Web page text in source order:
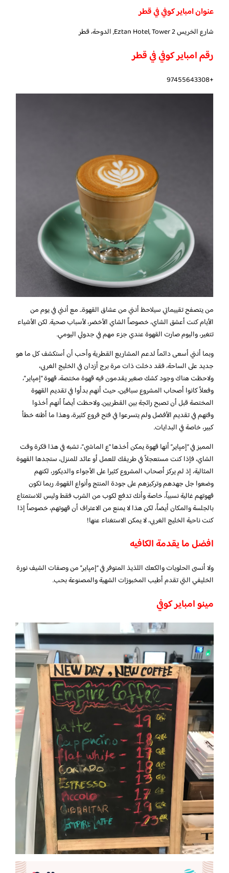
عنوان امباير كوفي في قطر
شارع الخريس Eztan Hotel, Tower 2, الدوحة، قطر
رقم امباير كوفي في قطر
+97455643308
من يتصفح تقييماتي سيلاحظ أنني من عشاق القهوة.. مع أنني في يوم من
الأيام كنت أعشق الشاي، خصوصاً الشاي الأخضر، لأسباب صحية. لكن الأشياء
تتغير، واليوم صارت القهوة عندي جزء مهم في جدولي اليومي.
وبما أنني أسعى دائماً لدعم المشاريع القطرية وأحب أن أستكشف كل ما هو
جديد على الساحة، فقد دخلت ذات مرة برج أزدان في الخليج الغربي،
ولاحظت هناك وجود كشك صغير يقدمون فيه قهوة مختصة، قهوة “إمپاير”،
وفعلاً كانوا أصحاب المشروع سباقين، حيث أنهم بدأوا في تقديم القهوة
المختصة قبل أن تصبح رائجة بين القطريين. ولاحظت أيضاً أنهم أخذوا
وقتهم في تقديم الأفضل ولم يتسرعوا في فتح فروع كثيرة، وهذا ما أظنه خطأ
كبير، خاصة في البدايات.
المميز في “إمپاير” أنها قهوة يمكن أخذها “ع الماشي”، تشبه في هذا فكرة وقت
الشاي، فإذا كنت مستعجلاً في طريقك للعمل أو عائد للمنزل، ستجدها القهوة
المثالية، إذ لم يركز أصحاب المشروع كثيرا على الأجواء والديكور، لكنهم
وضعوا جل جهدهم وتركيزهم على جودة المنتج وأنواع القهوة. ربما تكون
قهوتهم غالية نسبياً، خاصة وأنك تدفع لكوب من الشرب فقط وليس للاستمتاع
بالجلسة والمكان أيضاً، لكن هذا لا يمنع من الاعتراف أن قهوتهم، خصوصاً إذا
كنت ناحية الخليج الغربي، لا يمكن الاستغناء عنها!
افضل ما يقدمة الكافيه
ولا أنسى الحلويات والكعك اللذيذ المتوفر في “إمپاير” من وصفات الشيف نورة
الخليفي التي تقدم أطيب المخبوزات الشهية والمصنوعة بحب.
مينو امباير كوفي